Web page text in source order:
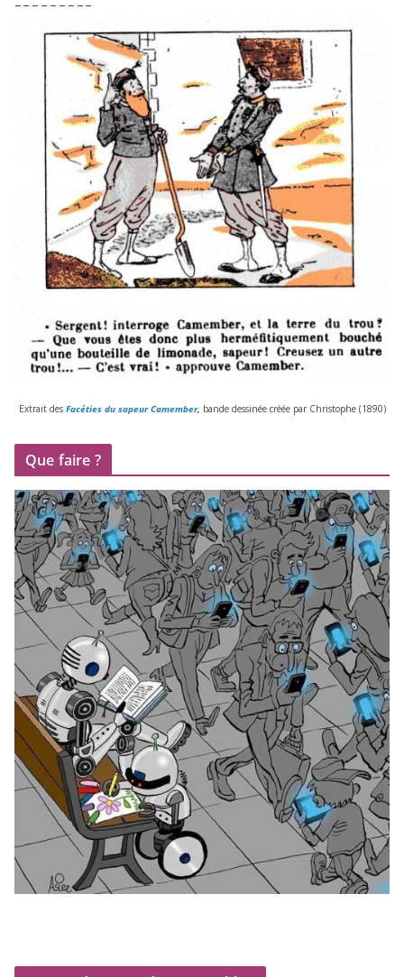
– – – – – – – – –
Extrait desFacéties du sapeur Camember, bande des­si­née créée par Christophe (1890)
Que faire ?